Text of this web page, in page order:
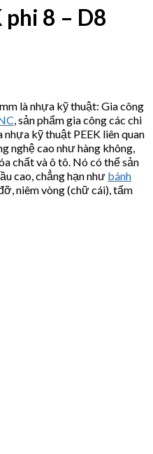
phi 8 – D8
là nhựa kỹ thuật: Gia công
, sản phẩm gia công các chi
kỹ thuật PEEK liên quan
nghệ cao như hàng không,
chất và ô tô. Nó có thể sản
cao, chẳng hạn như bánh
niêm vòng (chữ cái), tấm